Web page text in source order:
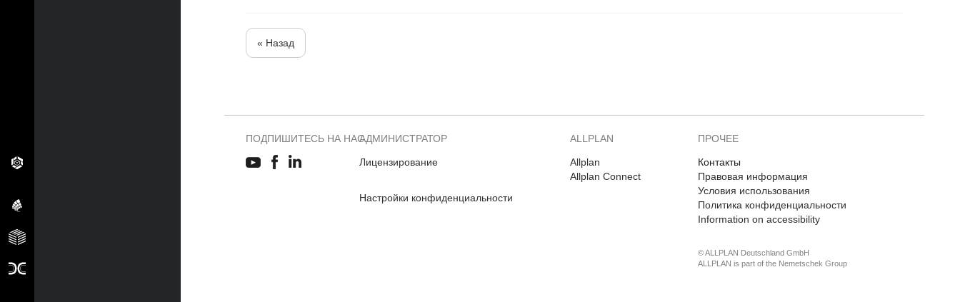
« Назад
ПОДПИШИТЕСЬ НА НАСАДМИНИСТРАТОР
Лицензирование
Настройки конфиденциальности
ALLPLAN
Allplan
Allplan Connect
ПРОЧЕЕ
Контакты
Правовая информация
Условия использования
Политика конфиденциальности
Information on accessibility
© ALLPLAN Deutschland GmbH
ALLPLAN is part of the Nemetschek Group